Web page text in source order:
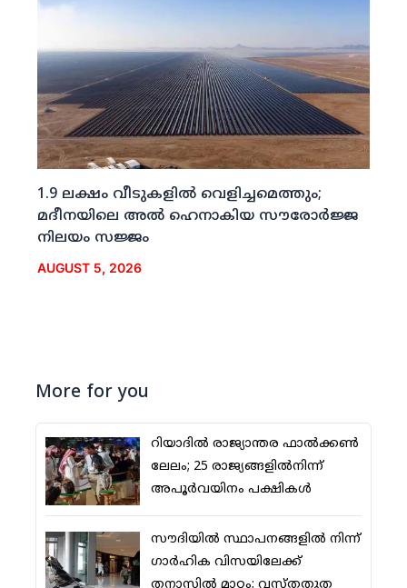
1.9 ലക്ഷം വീടുകളില്‍ വെളിച്ചമെത്തും;
മദീനയിലെ അല്‍ ഹെനാകിയ സൗരോര്‍ജ്ജ
നിലയം സജ്ജം
AUGUST 5, 2026
More for you
റിയാദില്‍ രാജ്യാന്തര ഫാല്‍ക്കണ്‍
ലേലം; 25 രാജ്യങ്ങളില്‍നിന്ന്
അപൂര്‍വയിനം പക്ഷികള്‍
സൗദിയില്‍ സ്ഥാപനങ്ങളില്‍ നിന്ന്
ഗാര്‍ഹിക വിസയിലേക്ക്
തനാസില്‍ മാറ്റം; വസ്തതുത